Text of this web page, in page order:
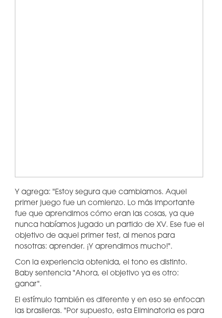
Y agrega: "Estoy segura que cambiamos. Aquel
primer juego fue un comienzo. Lo más importante
fue que aprendimos cómo eran las cosas, ya que
nunca habíamos jugado un partido de XV. Ese fue el
objetivo de aquel primer test, al menos para
nosotras: aprender. ¡Y aprendimos mucho!".
Con la experiencia obtenida, el tono es distinto.
Baby sentencia "Ahora, el objetivo ya es otro:
ganar".
El estímulo también es diferente y en eso se enfocan
las brasileras. "Por supuesto, esta Eliminatoria es para